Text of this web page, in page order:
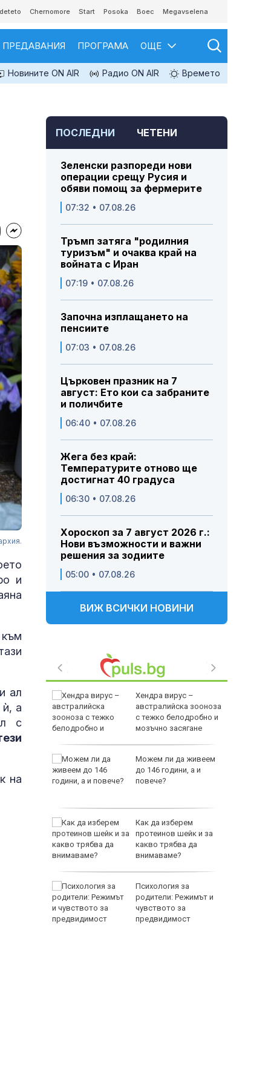
Chernomore Start Posoka Boec Megavselena
ПРЕДАВАНИЯ ПРОГРАМА ОЩЕ
Новините ON AIR Радио ON AIR Времето
и
ал
а
с
на
ПОСЛЕДНИ ЧЕТЕНИ
Зеленски разпореди нови
операции срещу Русия и
обяви помощ за фермерите
07:32 • 07.08.26
Тръмп затяга "родилния
туризъм" и очаква край на
войната с Иран
07:19 • 07.08.26
Започна изплащането на
пенсиите
07:03 • 07.08.26
Църковен празник на 7
август: Ето кои са забраните
и поличбите
06:40 • 07.08.26
Жега без край:
Температурите отново ще
достигнат 40 градуса
06:30 • 07.08.26
Хороскоп за 7 август 2026 г.:
Нови възможности и важни
решения за зодиите
05:00 • 07.08.26
ВИЖ ВСИЧКИ НОВИНИ
са
с
Хендра вирус –
австралийска зооноза
с тежко белодробно и
мозъчно засягане
Можем ли да живеем
до 146 години, а и
повече?
Как да изберем
протеинов шейк и за
какво трябва да
внимаваме?
Психология за
родители: Режимът и
чувството за
предвидимост